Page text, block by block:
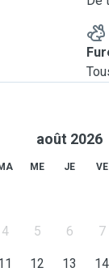
août 2026
ME JE VE
4 5 6 7
12 13 14